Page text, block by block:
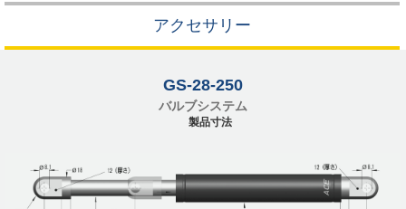
アクセサリー
GS-28-250
バルブシステム
製品寸法